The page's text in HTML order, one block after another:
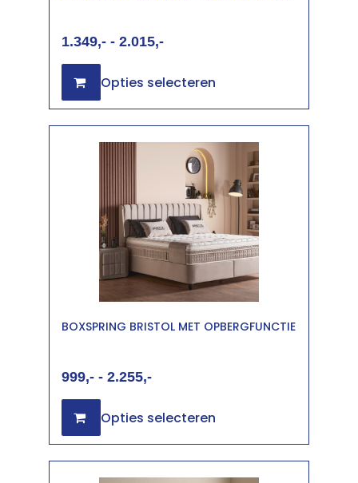
1.349 - 2.015
Opties selecteren
BOXSPRING BRISTOL MET OPBERGFUNCTIE
999 - 2.255
Opties selecteren